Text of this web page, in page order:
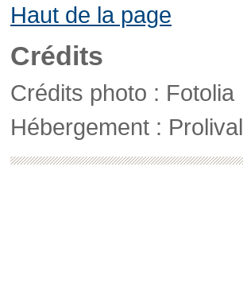
Haut de la page
Crédits
Crédits photo : Fotolia
Hébergement : Prolival